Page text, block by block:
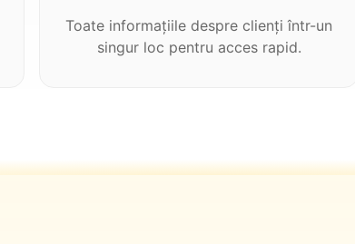
Toate informațiile despre clienți într-un
singur loc pentru acces rapid.